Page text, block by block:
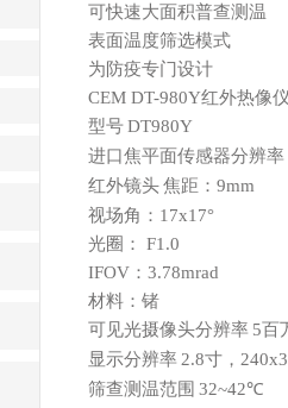
可快速大面积普查测温
表面温度筛选模式
为防疫专门设计
CEM DT-980Y红外热像
型号DT980Y
进口焦平面传感器分辨率
红外镜头焦距：9mm
视场角：17x17°
光圈： F1.0
IFOV：3.78mrad
材料：锗
可见光摄像头分辨率 5百
显示分辨率 2.8寸，
筛查测温范围 32~42℃